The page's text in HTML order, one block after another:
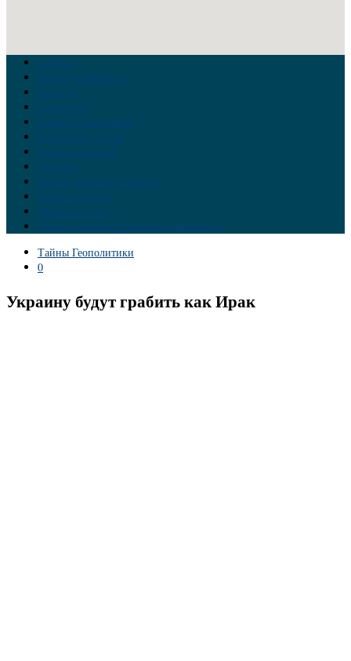
Главная
Война на Украине
Новости
Аналитика
Тайны Геополитики
Российские элиты
Теория заговора
Украина
Новый Мировой Порядок
Тайны истории
Обратная связь
Правила комментирования материалов
Тайны Геополитики
0
Украину будут грабить как Ирак